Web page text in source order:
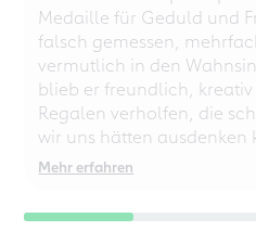
Medaille für Geduld und
falsch gemessen,
vermutlich in den
blieb er freundlich,
Regalen verholfen, die
wir uns hätten ausdenken
Empfehlung – auch für
Mehr erfahren